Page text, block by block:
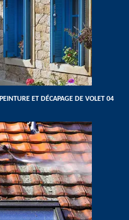
PEINTURE ET DÉCAPAGE DE VOLET 04